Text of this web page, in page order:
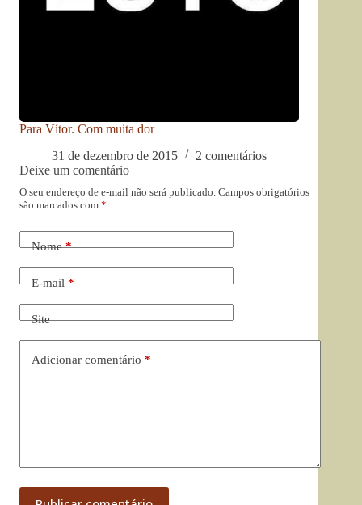
Para Vítor. Com muita dor
31 de dezembro de 2015
2 comentários
Deixe um comentário
O seu endereço de e-mail não será publicado. Campos obrigatórios
são marcados com *
Nome*
E-mail*
Site
Adicionar comentário *